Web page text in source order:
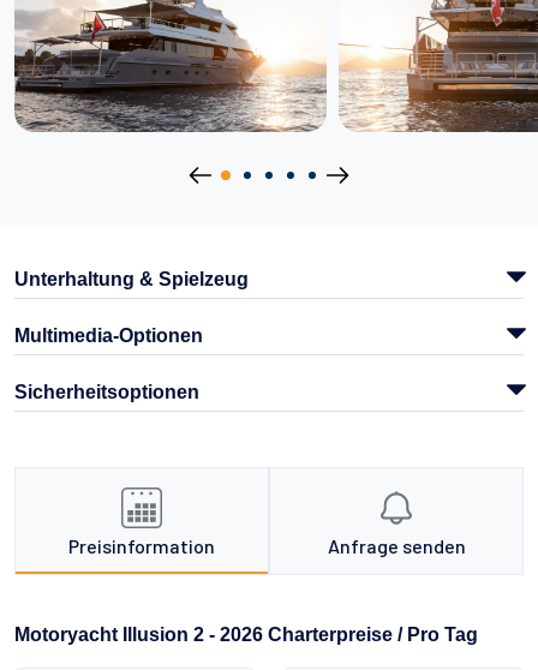
Unterhaltung & Spielzeug
Multimedia-Optionen
Sicherheitsoptionen
Preisinformation Anfrage senden
Motoryacht Illusion 2 - 2026 Charterpreise / Pro Tag